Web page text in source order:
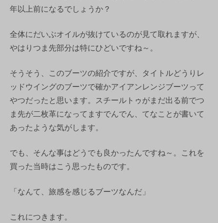
年以上前になるでしょうか？
全体にだいぶオイルが抜けているのが見て取れますが、
やはりつま先部分は特にひどいですね～。
そうそう、このブーツの紹介ですが、タイトルどうりレ
ッドウイングのブーツで確かアイアンレンジブーツって
やつだったと思います。スチールトゥがまだ出る前でつ
ま先が二枚革になってますでんでん、てなことが書いて
あったような気がします。
でも、そんな事はどうでも良かったんですね～。これを
買った当時はこう思ったものです。
「なんて、旅感を感じるブーツなんだ」
これにつきます。